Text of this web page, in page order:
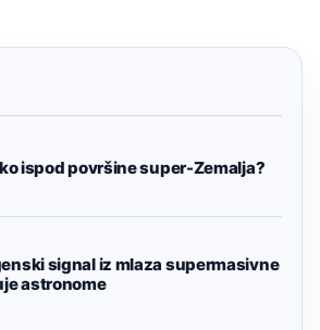
ispod površine super-Zemalja?
signal iz mlaza supermasivne
astronome